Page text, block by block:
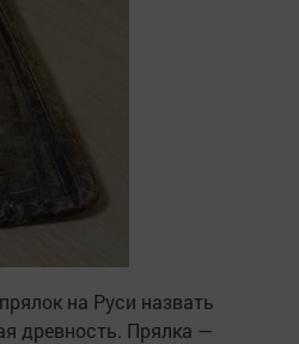
на Руси назвать
древность. Прялка —